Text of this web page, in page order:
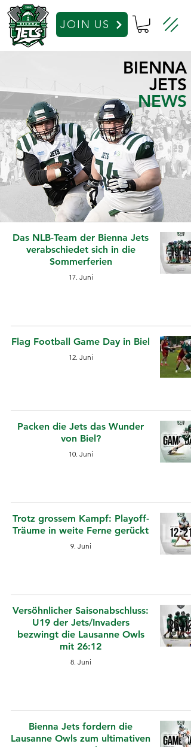
JOIN US
BIENNA
JETS
NEWS
Das NLB-Team der Bienna Jets
verabschiedet sich in die
Sommerferien
17. Juni
Flag Football Game Day in Biel
12. Juni
Packen die Jets das Wunder
von Biel?
10. Juni
Trotz grossem Kampf: Playoff-
Träume in weite Ferne gerückt
9. Juni
Versöhnlicher Saisonabschluss:
U19 der Jets/Invaders
bezwingt die Lausanne Owls
mit 26:12
8. Juni
Bienna Jets fordern die
Lausanne Owls zum ultimativen